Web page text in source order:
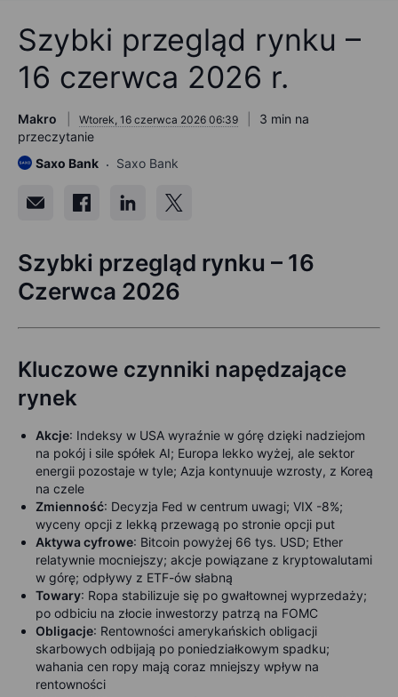
Szybki przegląd rynku –
16 czerwca 2026 r.
Makro Wtorek, 16 czerwca 2026 06:39
3 min na
przeczytanie
Saxo Bank
Saxo Bank
Szybki przegląd rynku – 16
Czerwca 2026
Kluczowe czynniki napędzające
rynek
Akcje: Indeksy w USA wyraźnie w górę dzięki nadziejom
na pokój i sile spółek AI; Europa lekko wyżej, ale sektor
energii pozostaje w tyle; Azja kontynuuje wzrosty, z Koreą
na czele
Zmienność: Decyzja Fed w centrum uwagi; VIX -8%;
wyceny opcji z lekką przewagą po stronie opcji put
Aktywa cyfrowe: Bitcoin powyżej 66 tys. USD; Ether
relatywnie mocniejszy; akcje powiązane z kryptowalutami
w górę; odpływy z ETF-ów słabną
Towary: Ropa stabilizuje się po gwałtownej wyprzedaży;
po odbiciu na złocie inwestorzy patrzą na FOMC
Obligacje: Rentowności amerykańskich obligacji
skarbowych odbijają po poniedziałkowym spadku;
wahania cen ropy mają coraz mniejszy wpływ na
rentowności